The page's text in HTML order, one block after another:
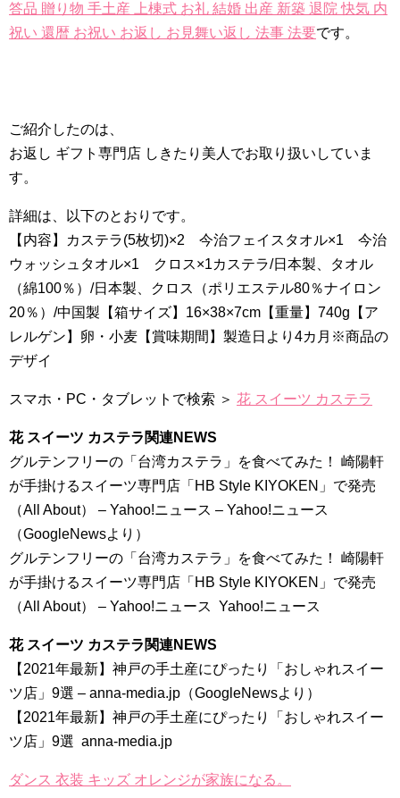
答品 贈り物 手土産 上棟式 お礼 結婚 出産 新築 退院 快気 内
祝い 還暦 お祝い お返し お見舞い返し 法事 法要です。
ご紹介したのは、
お返し ギフト専門店 しきたり美人でお取り扱いしていま
す。
詳細は、以下のとおりです。
【内容】カステラ(5枚切)×2 今治フェイスタオル×1 今治
ウォッシュタオル×1 クロス×1カステラ/日本製、タオル
（綿100％）/日本製、クロス（ポリエステル80％ナイロン
20％）/中国製【箱サイズ】16×38×7cm【重量】740g【ア
レルゲン】卵・小麦【賞味期間】製造日より4カ月※商品の
デザイ
スマホ・PC・タブレットで検索 ＞ 花 スイーツ カステラ
花 スイーツ カステラ関連NEWS
グルテンフリーの「台湾カステラ」を食べてみた！ 崎陽軒
が手掛けるスイーツ専門店「HB Style KIYOKEN」で発売
（All About） – Yahoo!ニュース – Yahoo!ニュース
（GoogleNewsより）
グルテンフリーの「台湾カステラ」を食べてみた！ 崎陽軒
が手掛けるスイーツ専門店「HB Style KIYOKEN」で発売
（All About） – Yahoo!ニュース Yahoo!ニュース
花 スイーツ カステラ関連NEWS
【2021年最新】神戸の手土産にぴったり「おしゃれスイー
ツ店」9選 – anna-media.jp（GoogleNewsより）
【2021年最新】神戸の手土産にぴったり「おしゃれスイー
ツ店」9選 anna-media.jp
ダンス 衣装 キッズ オレンジが家族になる。